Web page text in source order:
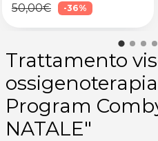
50,00€ -36%
Trattamento
Program
NATALE"